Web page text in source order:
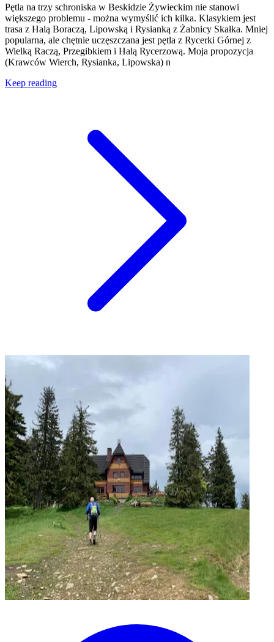
Pętla na trzy schroniska w Beskidzie Żywieckim nie stanowi
większego problemu - można wymyślić ich kilka. Klasykiem jest
trasa z Halą Boraczą, Lipowską i Rysianką z Żabnicy Skałka. Mniej
popularna, ale chętnie uczęszczana jest pętla z Rycerki Górnej z
Wielką Raczą, Przegibkiem i Halą Rycerzową. Moja propozycja
(Krawców Wierch, Rysianka, Lipowska) n
Keep reading